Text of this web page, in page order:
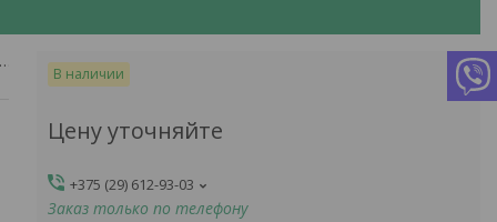
рикта 03/2 (универсальный)
В наличии
Цену уточняйте
+375 (29) 612-93-03
Заказ только по телефону